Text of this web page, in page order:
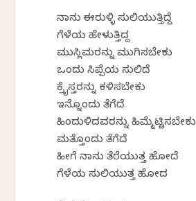
ನಾನು ಈರುಳ್ಳಿ ಸುಲಿಯುತ್ತಿದ್ದೆ
ಗೆಳೆಯ ಹೇಳುತ್ತಿದ್ದ
ಮುಸ್ಲಿಮರನ್ನು ಮುಗಿಸಬೇಕು
ಒಂದು ಸಿಪ್ಪೆಯ ಸುಲಿದೆ
ಕ್ರೈಸ್ತರನ್ನು ಕಳಿಸಬೇಕು
ಇನ್ನೊಂದು ತೆಗೆದೆ
ಹಿಂದುಳಿದವರನ್ನು ಹಿಮ್ಮೆಟ್ಟಿಸಬೇಕು
ಮತ್ತೊಂದು ತೆಗೆದೆ
ಹೀಗೆ ನಾನು ತೆರೆಯುತ್ತ ಹೋದೆ
ಗೆಳೆಯ ಸುಲಿಯುತ್ತ ಹೋದ